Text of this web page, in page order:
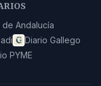
de Andalucía
Diario Gallego
PYME